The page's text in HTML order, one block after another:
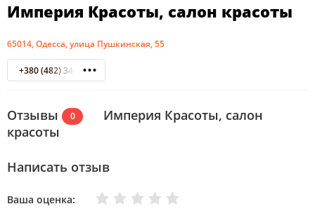
Империя Красоты, салон красоты
65014, Одесса, улица Пушкинская, 55
+380 (482) 34-38-40
Отзывы 0
Империя Красоты, салон
красоты
Написать отзыв
Ваша оценка: Отлично
Хорошо
Нормально
Плохо
Очень плохо